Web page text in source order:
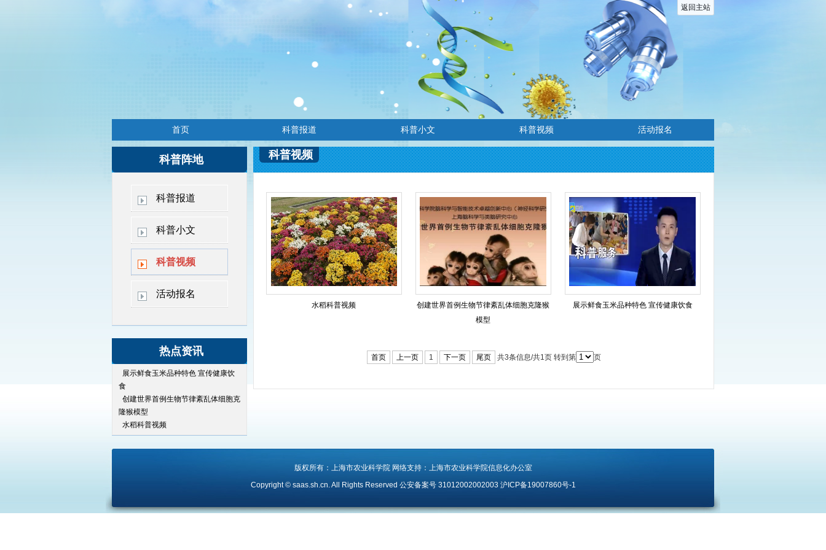
返回主站
首页 科普报道 科普小文 科普视频 活动报名
科普阵地
科普报道
科普小文
科普视频
活动报名
热点资讯
展示鲜食玉米品种特色 宣传健康饮
食
创建世界首例生物节律紊乱体细胞克
隆猴模型
水稻科普视频
科普视频
水稻科普视频
创建世界首例生物节律紊乱体细胞克隆猴
模型
展示鲜食玉米品种特色 宣传健康饮食
首页 上一页 1 下一页 尾页 共3条信息/共1页 转到第 页
版权所有：上海市农业科学院 网络支持：上海市农业科学院信息化办公室
Copyright © saas.sh.cn. All Rights Reserved 公安备案号 31012002002003 沪ICP备19007860号-1